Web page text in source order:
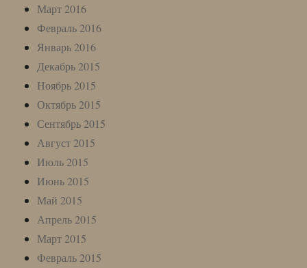
Март 2016
Февраль 2016
Январь 2016
Декабрь 2015
Ноябрь 2015
Октябрь 2015
Сентябрь 2015
Август 2015
Июль 2015
Июнь 2015
Май 2015
Апрель 2015
Март 2015
Февраль 2015